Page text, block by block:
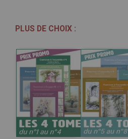
PLUS DE CHOIX :